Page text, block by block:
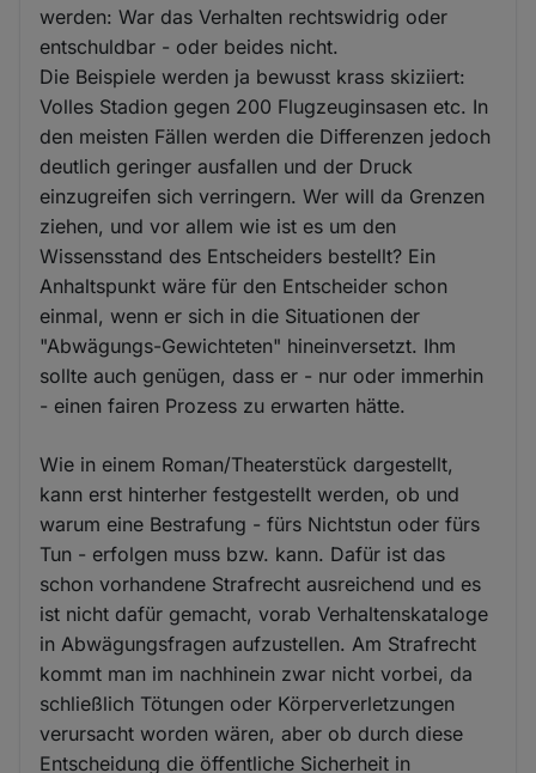
werden: War das Verhalten rechtswidrig oder
entschuldbar - oder beides nicht.
Die Beispiele werden ja bewusst krass skiziiert:
Volles Stadion gegen 200 Flugzeuginsasen etc. In
den meisten Fällen werden die Differenzen jedoch
deutlich geringer ausfallen und der Druck
einzugreifen sich verringern. Wer will da Grenzen
ziehen, und vor allem wie ist es um den
Wissensstand des Entscheiders bestellt? Ein
Anhaltspunkt wäre für den Entscheider schon
einmal, wenn er sich in die Situationen der
"Abwägungs-Gewichteten" hineinversetzt. Ihm
sollte auch genügen, dass er - nur oder immerhin
- einen fairen Prozess zu erwarten hätte.
Wie in einem Roman/Theaterstück dargestellt,
kann erst hinterher festgestellt werden, ob und
warum eine Bestrafung - fürs Nichtstun oder fürs
Tun - erfolgen muss bzw. kann. Dafür ist das
schon vorhandene Strafrecht ausreichend und es
ist nicht dafür gemacht, vorab Verhaltenskataloge
in Abwägungsfragen aufzustellen. Am Strafrecht
kommt man im nachhinein zwar nicht vorbei, da
schließlich Tötungen oder Körperverletzungen
verursacht worden wären, aber ob durch diese
Entscheidung die öffentliche Sicherheit in